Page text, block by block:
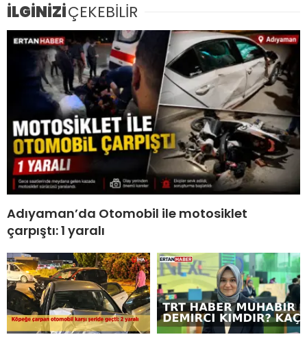
İLGİNİZİÇEKEBİLİR
Adıyaman’da Otomobil ile motosiklet
çarpıştı: 1 yaralı